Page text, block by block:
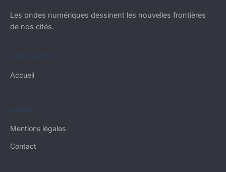
Les ondes numériques dessinent les nouvelles frontières
de nos cités.
NAVIGATION
Accueil
LÉGAL
Mentions légales
Contact